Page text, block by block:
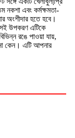
নকশা এবং কর্মক্ষমতা-
অংশীদার হতে হবে।
উপকরণ এটিকে
রঙে পাওয়া যায়,
কেন। এটি আপনার